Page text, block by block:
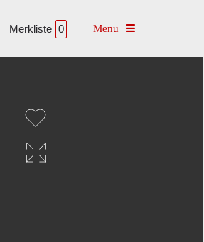
Merkliste 0 Toggle navigation